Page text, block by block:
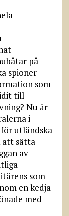
på
spioner
som
till
Nu är
i
utländska
att sätta
av
som
en kedja
med